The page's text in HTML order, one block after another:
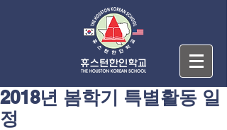
2018년 봄학기 특별활동 일
정